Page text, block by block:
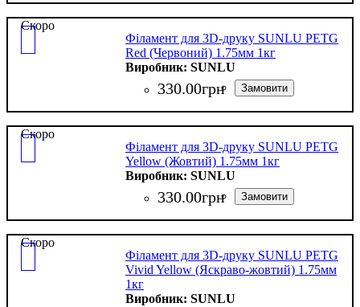
Скоро
Філамент для 3D-друку SUNLU PETG
Red (Червоний) 1.75мм 1кг
SUNLU
330.00грн
Скоро
Філамент для 3D-друку SUNLU PETG
Yellow (Жовтий) 1.75мм 1кг
SUNLU
330.00грн
Скоро
Філамент для 3D-друку SUNLU PETG
Vivid Yellow (Яскраво-жовтий) 1.75мм
1кг
SUNLU